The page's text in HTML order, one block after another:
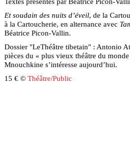
Et soudain des nuits d’éveil, de la
à la Cartoucherie, en alternance avec
Béatrice Picon-Vallin.
Dossier "LeThéâtre tibetain" : Antonio
pièces du « plus vieux théâtre du
Mnouchkine s’intéresse aujourd’hui.
15 € © Théâtre/Public